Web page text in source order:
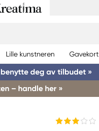
Lille kunstneren Gavekort
deg av tilbudet »
– handle her »